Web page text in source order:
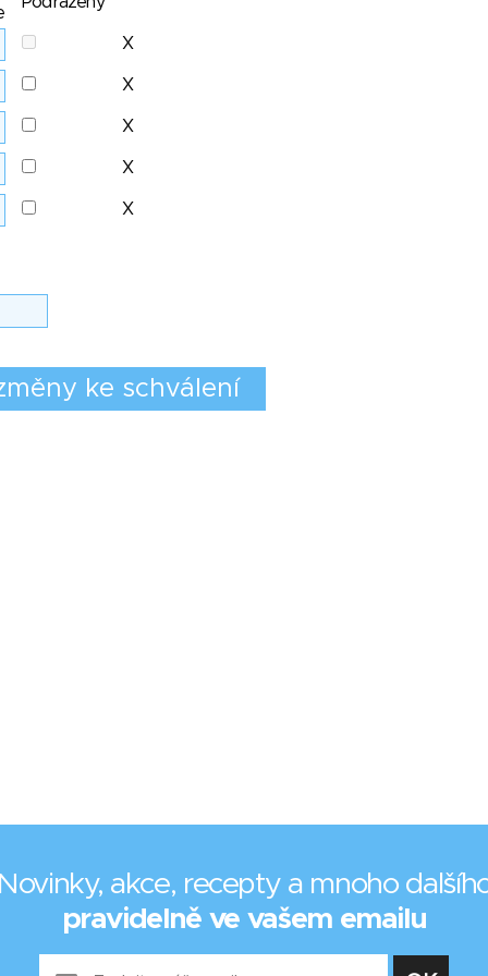
X
X
X
X
X
akce, recepty a mnoho
pravidelně ve vašem emailu